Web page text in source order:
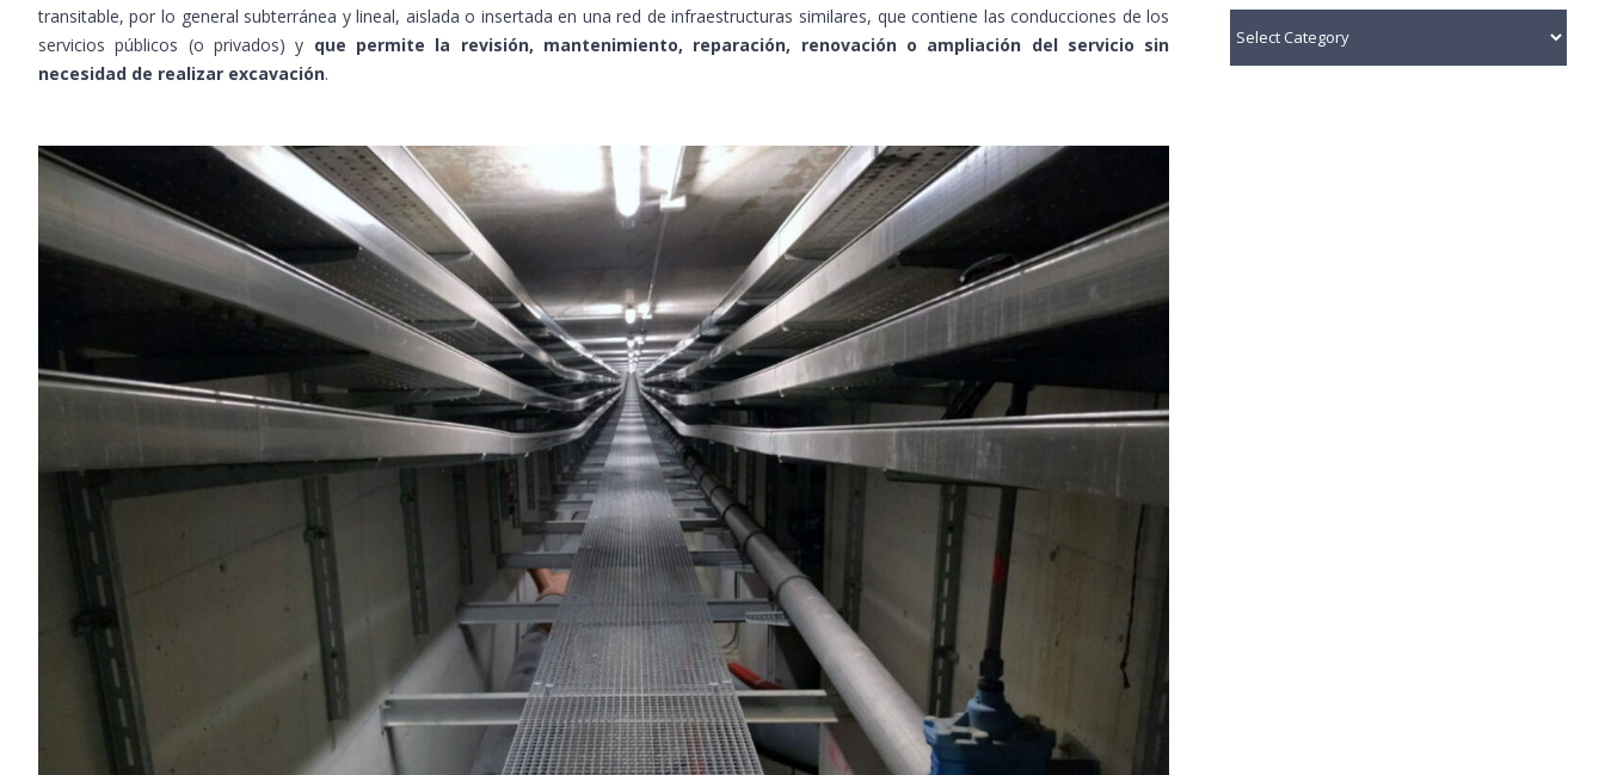
transitable, por lo general subterránea y lineal, aislada o insertada en una red de infraestructuras similares, que contiene las conducciones de los
servicios públicos (o privados) y que permite la revisión, mantenimiento, reparación, renovación o ampliación del servicio sin
necesidad de realizar excavación.
te